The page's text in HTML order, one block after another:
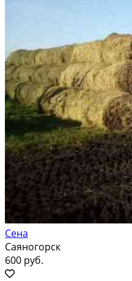
Сена
Саяногорск
600 руб.